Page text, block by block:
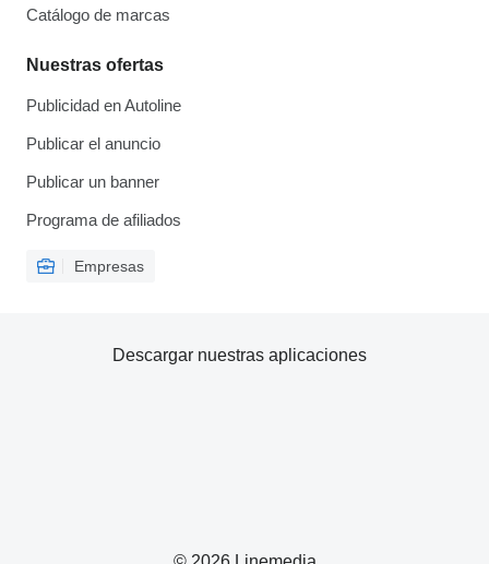
Catálogo de marcas
Nuestras ofertas
Publicidad en Autoline
Publicar el anuncio
Publicar un banner
Programa de afiliados
Empresas
Descargar nuestras aplicaciones